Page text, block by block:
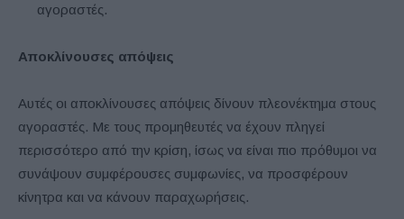
αγοραστές.
Αποκλίνουσες απόψεις
Αυτές οι αποκλίνουσες απόψεις δίνουν πλεονέκτημα στους
αγοραστές. Με τους προμηθευτές να έχουν πληγεί
περισσότερο από την κρίση, ίσως να είναι πιο πρόθυμοι να
συνάψουν συμφέρουσες συμφωνίες, να προσφέρουν
κίνητρα και να κάνουν παραχωρήσεις.